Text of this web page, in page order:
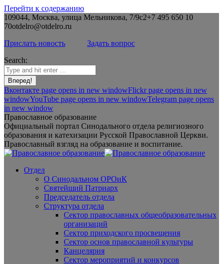
Перейти к содержанию
109044, Москва, улица Мельникова, 7/9с2+7 495 650 10
70otdelro@otdelro.ru
Прислать новость
Задать вопрос
Search:
Вконтакте page opens in new windowFlickr page opens in new
windowYouTube page opens in new windowTelegram page opens
in new window
Православное образование
Официальный портал Синодального отдела религиозного
образования и катехизации Русской Православной Церкви.
Православный взгляд на образование и воспитание.
Отдел
О Синодальном ОРОиК
Святейший Патриарх
Председатель отдела
Структура отдела
Сектор православных общеобразовательных
организаций
Сектор приходского просвещения
Сектор основ православной культуры
Канцелярия
Сектор мероприятий и конкурсов